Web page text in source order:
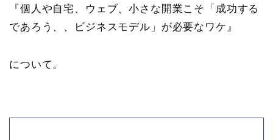
『個人や自宅、ウェブ、小さな開業こそ「成功する
であろう、、ビジネスモデル」が必要なワケ』
について。